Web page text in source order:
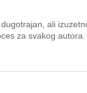
ali
za svakog